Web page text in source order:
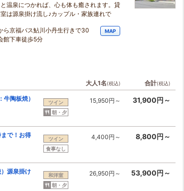
温泉につかれば、心も体も癒されます。貸
は源泉掛け流し♪カップル・家族連れで
ら京福バス鮎川小丹生行きで30
館下車徒歩5分
MAP
大人1名(税込) 合計(税込)
陶板焼）
ツイン
朝・夕
15,950円～ 31,900円～
で！お得
ツイン
食事なし
4,400円～ 8,800円～
源泉掛け
和洋室
朝・夕
26,950円～ 53,900円～